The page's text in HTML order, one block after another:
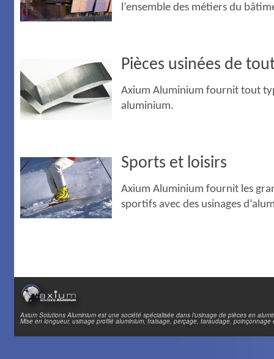
l’ensemble des métiers du
Pièces usinées de
Axium Aluminium fournit tout
aluminium.
Sports et loisirs
Axium Aluminium fournit les
sportifs avec des usinages
Axium Solutions Aluminium est une société spécialisée dans l'usinage de pièces en
Mise en longueur, usinage profilé aluminium, fraisage, perçage, taraudage,